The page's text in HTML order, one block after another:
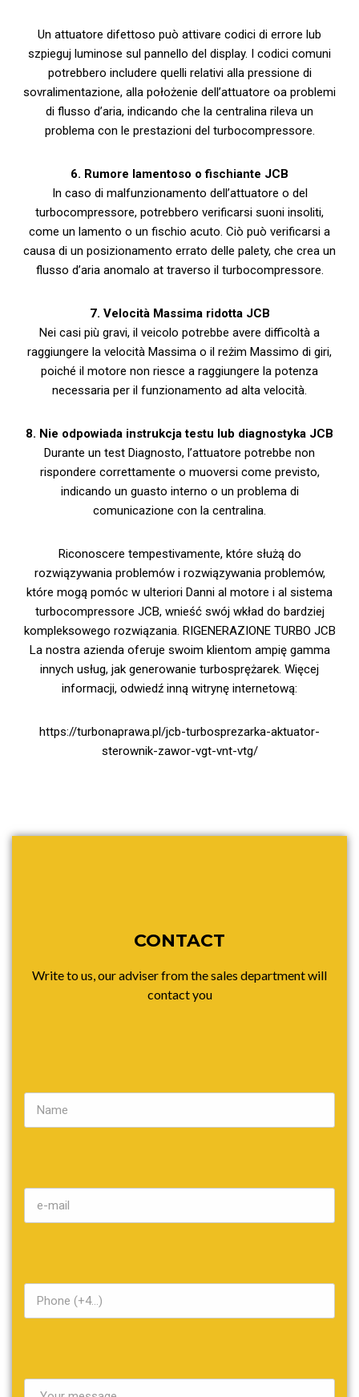
Un attuatore difettoso può attivare codici di errore lub
szpieguj luminose sul pannello del display. I codici comuni
potrebbero includere quelli relativi alla pressione di
sovralimentazione, alla położenie dell’attuatore oa problemi
di flusso d’aria, indicando che la centralina rileva un
problema con le prestazioni del turbocompressore.
6. Rumore lamentoso o fischiante JCB
In caso di malfunzionamento dell’attuatore o del
turbocompressore, potrebbero verificarsi suoni insoliti,
come un lamento o un fischio acuto. Ciò può verificarsi a
causa di un posizionamento errato delle palety, che crea un
flusso d’aria anomalo at traverso il turbocompressore.
7. Velocità Massima ridotta JCB
Nei casi più gravi, il veicolo potrebbe avere difficoltà a
raggiungere la velocità Massima o il reżim Massimo di giri,
poiché il motore non riesce a raggiungere la potenza
necessaria per il funzionamento ad alta velocità.
8. Nie odpowiada instrukcja testu lub diagnostyka JCB
Durante un test Diagnosto, l’attuatore potrebbe non
rispondere correttamente o muoversi come previsto,
indicando un guasto interno o un problema di
comunicazione con la centralina.
Riconoscere tempestivamente, które służą do
rozwiązywania problemów i rozwiązywania problemów,
które mogą pomóc w ulteriori Danni al motore i al sistema
turbocompressore JCB, wnieść swój wkład do bardziej
kompleksowego rozwiązania. RIGENERAZIONE TURBO JCB
La nostra azienda oferuje swoim klientom ampię gamma
innych usług, jak generowanie turbosprężarek. Więcej
informacji, odwiedź inną witrynę internetową:
https://turbonaprawa.pl/jcb-turbosprezarka-aktuator-
sterownik-zawor-vgt-vnt-vtg/
CONTACT
Write to us, our adviser from the sales department will
contact you